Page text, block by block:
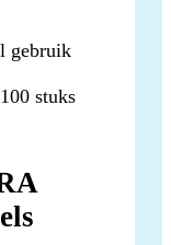
gebruik
100 stuks